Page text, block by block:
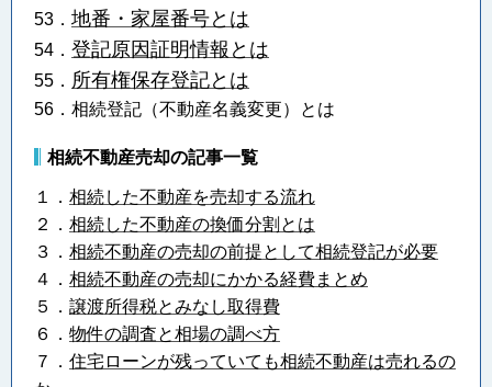
53． 地番・家屋番号とは
54． 登記原因証明情報とは
55． 所有権保存登記とは
56．相続登記（不動産名義変更）とは
相続不動産売却の記事一覧
１． 相続した不動産を売却する流れ
２． 相続した不動産の換価分割とは
３． 相続不動産の売却の前提として相続登記が必要
４． 相続不動産の売却にかかる経費まとめ
５． 譲渡所得税とみなし取得費
６． 物件の調査と相場の調べ方
７． 住宅ローンが残っていても相続不動産は売れるの